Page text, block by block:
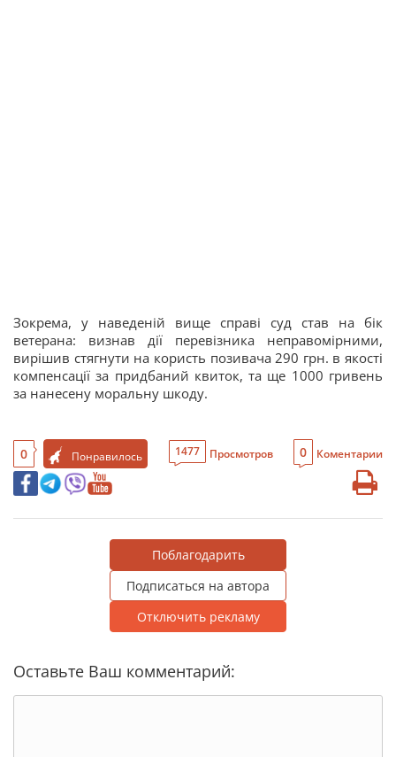
Зокрема, у наведеній вище справі суд став на бік
ветерана: визнав дії перевізника неправомірними,
вирішив стягнути на користь позивача 290 грн. в якості
компенсації за придбаний квиток, та ще 1000 гривень
за нанесену моральну шкоду.
0 Понравилось 1477 Просмотров 0 Коментарии
Поблагодарить
Подписаться на автора
Отключить рекламу
Оставьте Ваш комментарий: